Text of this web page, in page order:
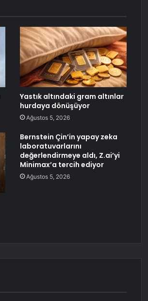
Yastık altındaki gram altınlar
hurdaya dönüşüyor
Ağustos 5, 2026
Bernstein Çin’in yapay zeka
laboratuvarlarını
değerlendirmeye aldı, Z.ai’yi
Minimax’a tercih ediyor
Ağustos 5, 2026